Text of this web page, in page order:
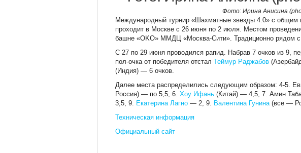
Фото: Ирина Анисина
Международный турнир «Шахматные звезды 4.0» с
проходит в Москве с 26 июня по 2 июля. Местом
башне «OKO» ММДЦ «Москва-Сити». Традиционно рядом
С 27 по 29 июня проводился рапид. Набрав 7 очков из 9,
пол-очка от победителя отстал Теймур Раджабов
(Индия) — 6 очков.
Далее места распределились следующим образом: 4-5.
Россия) — по 5,5, 6. Хоу Ифань (Китай) — 4,5, 7. Амин
3,5, 9. Екатерина Лагно — 2, 9. Валентина Гунина(все —
Техническая информация
Официальный сайт